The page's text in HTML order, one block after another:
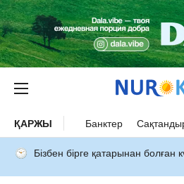
ҚАРЖЫ Банктер
Бізбен бірге қатарынан болған